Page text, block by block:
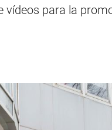
para la